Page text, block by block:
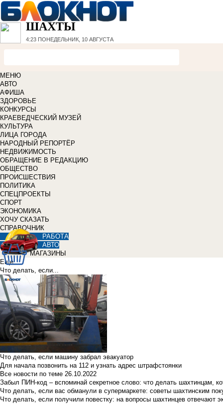
ШАХТЫ
4:23 ПОНЕДЕЛЬНИК, 10 АВГУСТА
МЕНЮ
АВТО
АФИША
ЗДОРОВЬЕ
КОНКУРСЫ
КРАЕВЕДЧЕСКИЙ МУЗЕЙ
КУЛЬТУРА
ЛИЦА ГОРОДА
НАРОДНЫЙ РЕПОРТЁР
НЕДВИЖИМОСТЬ
ОБРАЩЕНИЕ В РЕДАКЦИЮ
ОБЩЕСТВО
ПРОИСШЕСТВИЯ
ПОЛИТИКА
СПЕЦПРОЕКТЫ
СПОРТ
ЭКОНОМИКА
ХОЧУ СКАЗАТЬ
СПРАВОЧНИК
РАБОТА
АВТО
МАГАЗИНЫ
Еще
Что делать, если...
Что делать, если машину забрал эвакуатор
Для начала позвонить на 112 и узнать адрес штрафстоянки
Все новости по теме 26.10.2022
Забыл ПИН-код – вспоминай секретное слово: что делать шахтинцам,
Что делать, если вас обманули в супермаркете: советы шахтинским
Что делать, если получили повестку: на вопросы шахтинцев отвечают